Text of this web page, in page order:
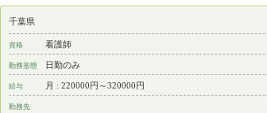
千葉県
資格 看護師
勤務形態 日勤のみ
給与 月 : 220000円～320000円
勤務先